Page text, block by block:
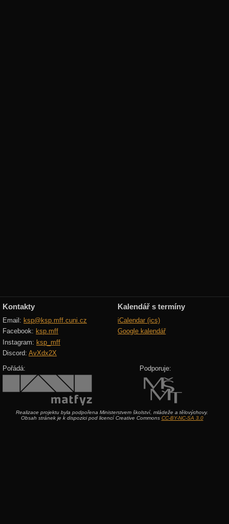
Kontakty
Email: ksp@ksp.mff.cuni.cz
Facebook: ksp.mff
Instagram: ksp_mff
Discord: AvXdx2X
Kalendář s termíny
iCalendar (ics)
Google kalendář
Pořádá: Podporuje:
Realizace projektu byla podpořena Ministerstvem školství, mládeže a tělovýchovy.
Obsah stránek je k dispozici pod licencí Creative Commons CC-BY-NC-SA 3.0